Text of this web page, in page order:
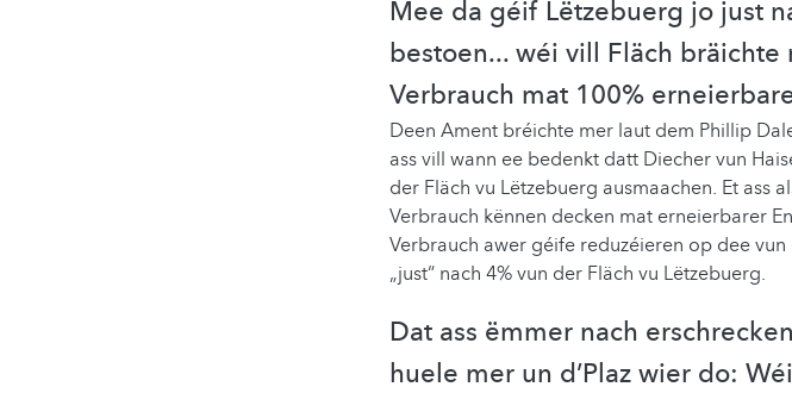
Mee da géif Lëtzebuerg jo just
bestoen... wéi vill Fläch
Verbrauch mat 100%
Deen Ament bréichte mer laut dem Phillip
ass vill wann ee bedenkt datt Diecher vun
der Fläch vu Lëtzebuerg ausmaachen. Et
Verbrauch kënnen decken mat erneierbarer
Verbrauch awer géife reduzéieren op dee vun
„just“ nach 4% vun der Fläch vu Lëtzebuerg.
Dat ass ëmmer nach
huele mer un d’Plaz wier do: